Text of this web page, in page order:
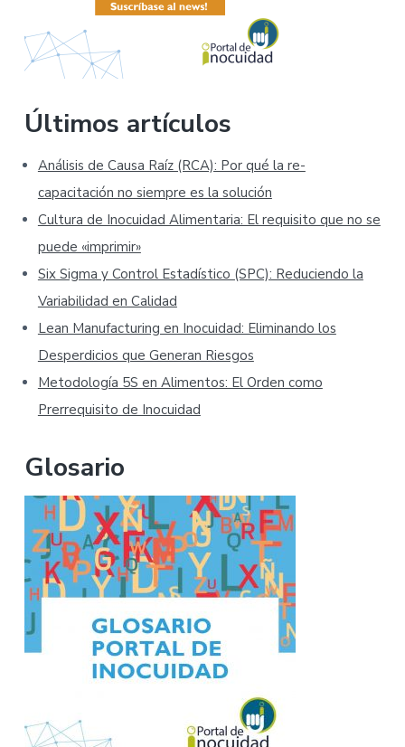
Últimos artículos
Análisis de Causa Raíz (RCA): Por qué la re-
capacitación no siempre es la solución
Cultura de Inocuidad Alimentaria: El requisito que no se
puede «imprimir»
Six Sigma y Control Estadístico (SPC): Reduciendo la
Variabilidad en Calidad
Lean Manufacturing en Inocuidad: Eliminando los
Desperdicios que Generan Riesgos
Metodología 5S en Alimentos: El Orden como
Prerrequisito de Inocuidad
Glosario